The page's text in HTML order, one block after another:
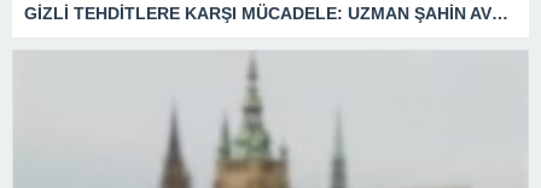
GİZLİ TEHDİTLERE KARŞI MÜCADELE: UZMAN ŞAHİN AVŞAR ANLATIYOR – “İSTİHBARATA KARŞI KOYMADAN VAZGEÇMEK, KAPINIZI AÇIK BIRAKMAK GİBİDİR!”